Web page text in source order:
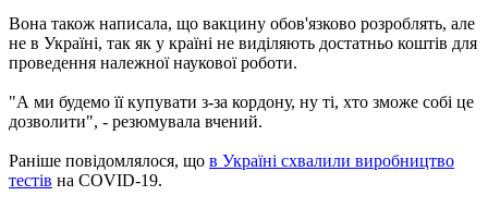
Вона також написала, що вакцину обов'язково розроблять, але
не в Україні, так як у країні не виділяють достатньо коштів для
проведення належної наукової роботи.
"А ми будемо її купувати з-за кордону, ну ті, хто зможе собі це
дозволити", - резюмувала вчений.
Раніше повідомлялося, що в Україні схвалили виробництво
тестів на COVID-19.